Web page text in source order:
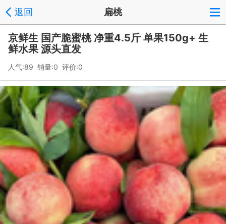
返回 扁桃
京鲜生 国产脆蜜桃 净重4.5斤 单果150g+ 生
鲜水果 源头直发
人气:89 销量:0 评价:0